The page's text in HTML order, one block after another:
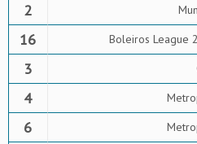
2
16 Boleiros League
3
4
6